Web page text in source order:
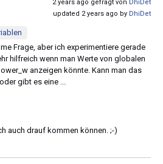
2 years ago gefragt von DhiDet
updated 2 years ago by DhiDet
Frage, aber ich experimentiere gerade
hilfreich wenn man Werte von globalen
anzeigen könnte. Kann man das
gibt es eine ...
auch drauf kommen können. ;-)